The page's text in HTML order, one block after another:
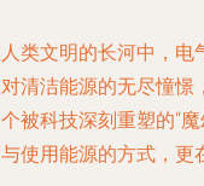
类文明的长河中，电
清洁能源的无尽憧憬
被科技深刻重塑的“
使用能源的方式，更